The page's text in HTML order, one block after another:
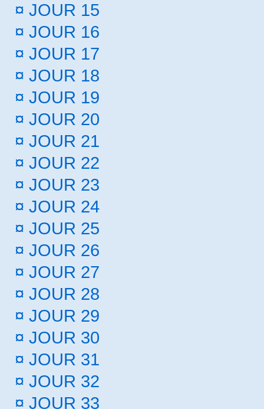
¤ JOUR 15
¤ JOUR 16
¤ JOUR 17
¤ JOUR 18
¤ JOUR 19
¤ JOUR 20
¤ JOUR 21
¤ JOUR 22
¤ JOUR 23
¤ JOUR 24
¤ JOUR 25
¤ JOUR 26
¤ JOUR 27
¤ JOUR 28
¤ JOUR 29
¤ JOUR 30
¤ JOUR 31
¤ JOUR 32
¤ JOUR 33